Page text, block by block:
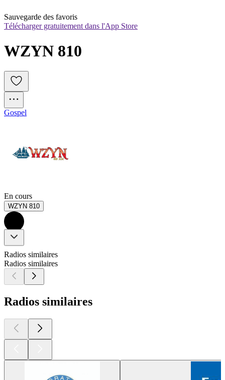
Sauvegarde des favoris
Télécharger gratuitement dans l'App Store
WZYN 810
Gospel
En cours
WZYN 810
Radios similaires
Radios similaires
Radios similaires